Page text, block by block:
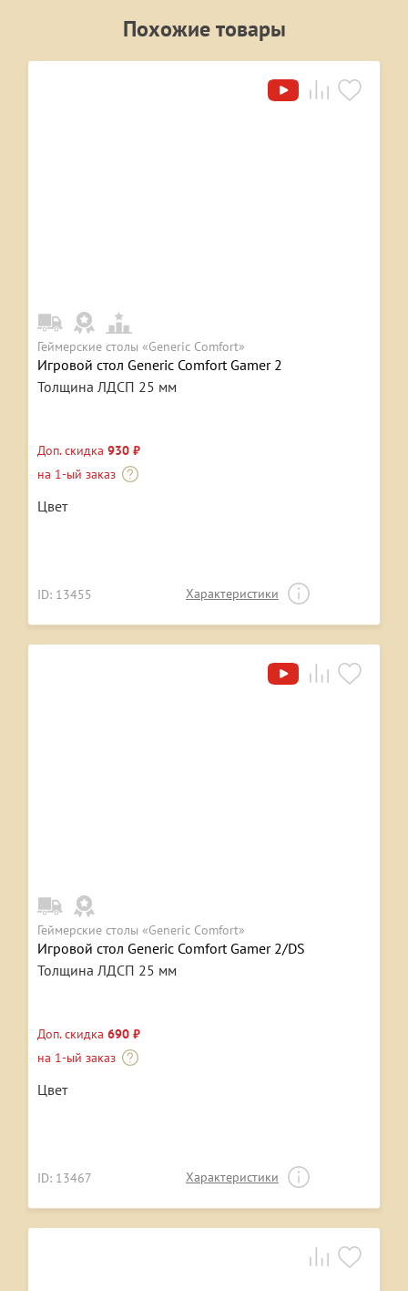
Похожие товары
Геймерские столы «Generic Comfort»
Игровой стол Generic Comfort Gamer 2
Толщина ЛДСП 25 мм
Доп. скидка 930 ₽
на 1-ый заказ
Цвет
ID: 13455 Характеристики
Геймерские столы «Generic Comfort»
Игровой стол Generic Comfort Gamer 2/DS
Толщина ЛДСП 25 мм
Доп. скидка 690 ₽
на 1-ый заказ
Цвет
ID: 13467 Характеристики